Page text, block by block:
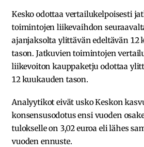
Kesko odottaa vertailukelpoisesti
toimintojen liikevaihdon
ajanjaksolta ylittävän edeltävän 12
tason. Jatkuvien toimintojen
liikevoiton kauppaketju odottaa
12 kuukauden tason.
Analyytikot eivät usko Keskon
konsensusodotus ensi vuoden
tulokselle on 3,02 euroa eli lähes
vuoden ennuste.